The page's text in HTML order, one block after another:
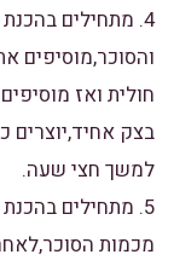
4. מתחילים
והסוכר,מוסיפים
חולית ואז
בצק אחיד,יוצרים
למשך חצי שעה.
5. מתחילים
מכמות